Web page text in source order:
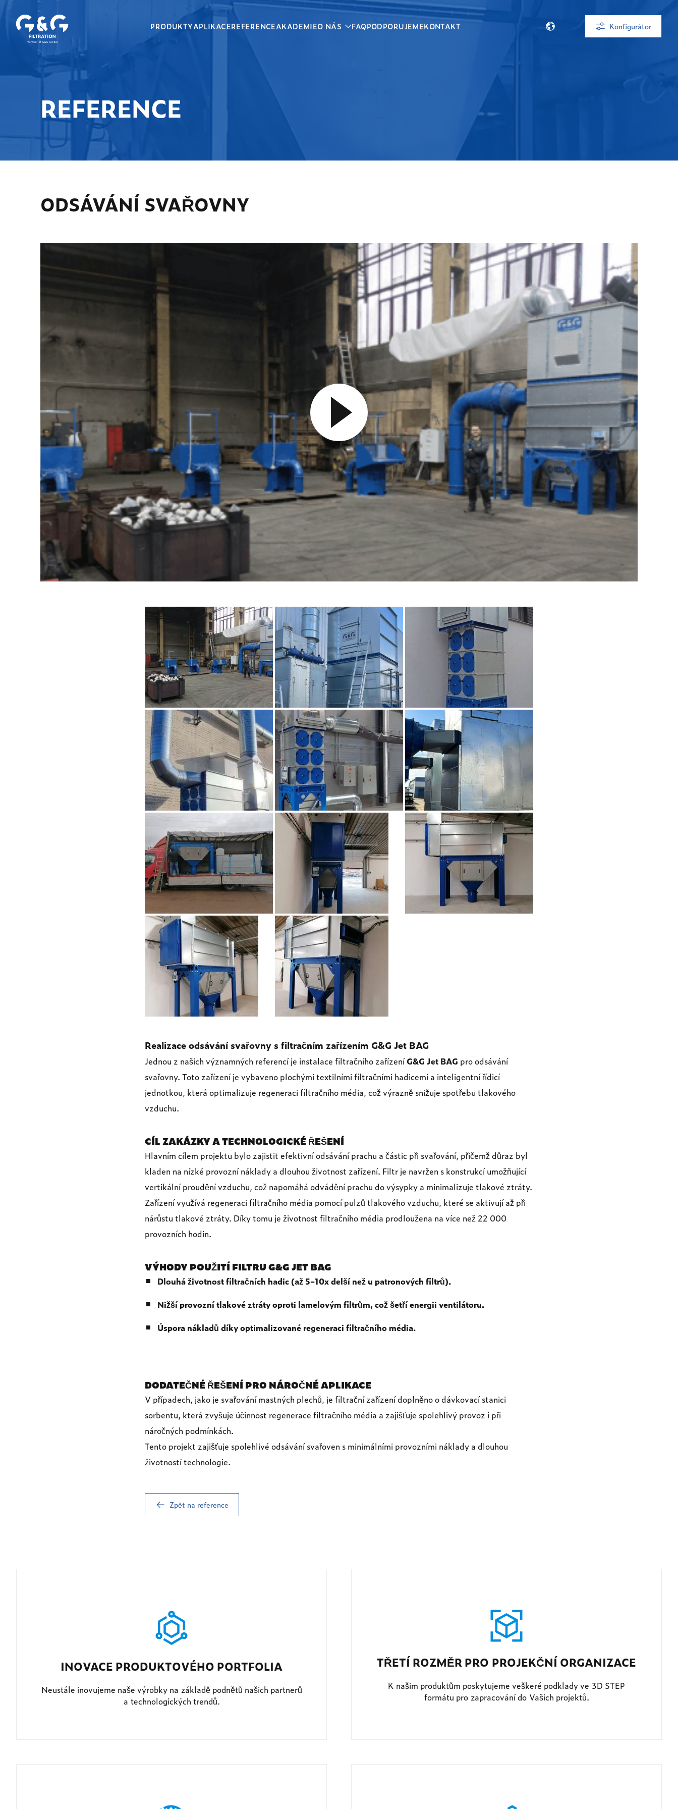
PRODUKTYAPLIKACEREFERENCEAKADEMIEO NÁS FAQPODPORUJEMEKONTAKT Konfigurátor
REFERENCE
ODSÁVÁNÍ SVAŘOVNY
Realizace odsávání svařovny s filtračním zařízením G&G Jet BAG
Jednou z našich významných referencí je instalace filtračního zařízeníG&G Jet BAG pro odsávání
svařovny. Toto zařízení je vybaveno plochými textilními filtračními hadicemi a inteligentní řídicí
jednotkou, která optimalizuje regeneraci filtračního média, což výrazně snižuje spotřebu tlakového
vzduchu.
CÍL ZAKÁZKY A TECHNOLOGICKÉ ŘEŠENÍ
Hlavním cílem projektu bylo zajistit efektivní odsávání prachu a částic při svařování, přičemž důraz byl
kladen na nízké provozní náklady a dlouhou životnost zařízení. Filtr je navržen s konstrukcí umožňující
vertikální proudění vzduchu, což napomáhá odvádění prachu do výsypky a minimalizuje tlakové ztráty.
Zařízení využívá regeneraci filtračního média pomocí pulzů tlakového vzduchu, které se aktivují až při
nárůstu tlakové ztráty. Díky tomu je životnost filtračního média prodloužena na více než 22 000
provozních hodin.
VÝHODY POUŽITÍ FILTRU G&G JET BAG
Dlouhá životnost filtračních hadic (až 5–10x delší než u patronových filtrů).
Nižší provozní tlakové ztráty oproti lamelovým filtrům, což šetří energii ventilátoru.
Úspora nákladů díky optimalizované regeneraci filtračního média.
DODATEČNÉ ŘEŠENÍ PRO NÁROČNÉ APLIKACE
V případech, jako je svařování mastných plechů, je filtrační zařízení doplněno o dávkovací stanici
sorbentu, která zvyšuje účinnost regenerace filtračního média a zajišťuje spolehlivý provoz i při
náročných podmínkách.
Tento projekt zajišťuje spolehlivé odsávání svařoven s minimálními provozními náklady a dlouhou
životností technologie.
Zpět na reference
INOVACE PRODUKTOVÉHO PORTFOLIA
Neustále inovujeme naše výrobky na základě podnětů našich partnerů
a technologických trendů.
TŘETÍ ROZMĚR PRO PROJEKČNÍ ORGANIZACE
K našim produktům poskytujeme veškeré podklady ve 3D STEP
formátu pro zapracování do Vašich projektů.